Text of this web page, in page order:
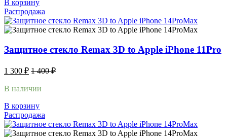
В корзину
Распродажа
Защитное стекло Remax 3D to Apple iPhone 11Pro
1 300 ₽ 1 400₽
В наличии
В корзину
Распродажа